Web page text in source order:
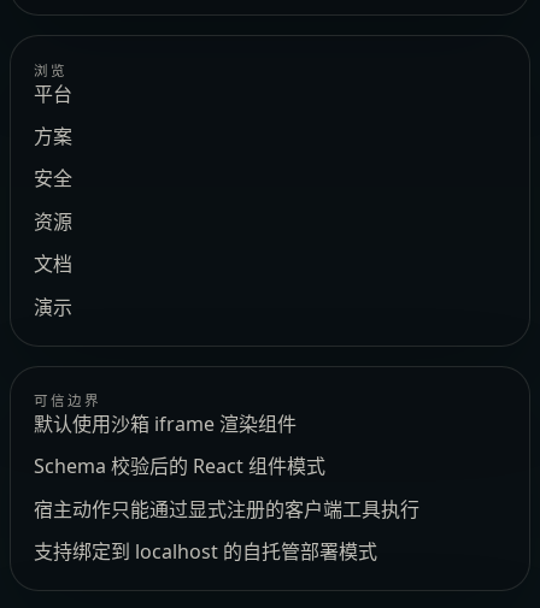
浏览
平台
方案
安全
资源
文档
演示
可信边界
默认使用沙箱 iframe 渲染组件
Schema 校验后的 React 组件模式
宿主动作只能通过显式注册的客户端工具执行
支持绑定到 localhost 的自托管部署模式